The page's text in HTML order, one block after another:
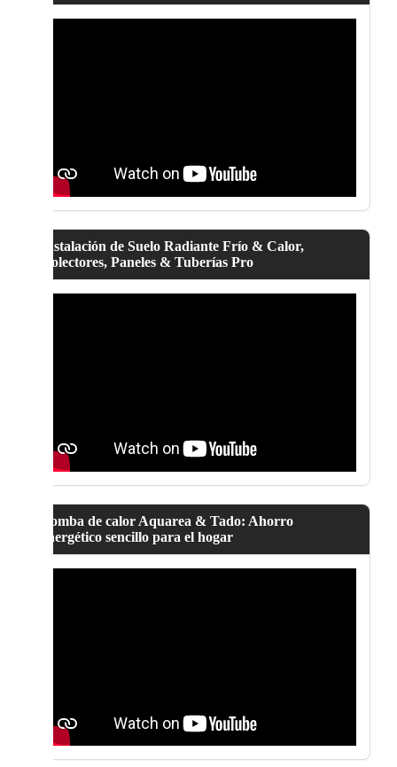
Instalación de Suelo Radiante Frío & Calor,
Colectores, Paneles & Tuberías Pro
Bomba de calor Aquarea & Tado: Ahorro
energético sencillo para el hogar